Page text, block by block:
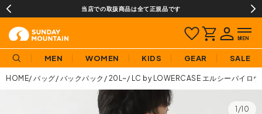
当店での取扱商品は全て正規品です
MEN WOMEN KIDS GEAR SALE
HOME バッグ バックパック 20L~ LC by LOWERCASE エルシーバイロ
1/10